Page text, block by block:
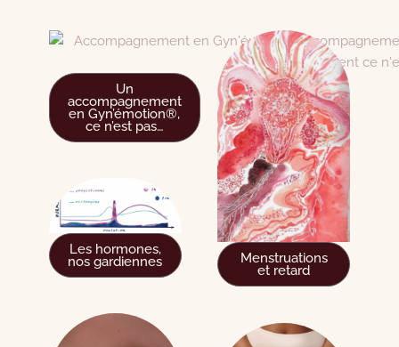
Un
accompagnement
en Gyn’émotion®,
ce n’est pas…
Menstruations
et retard
Les hormones,
nos gardiennes